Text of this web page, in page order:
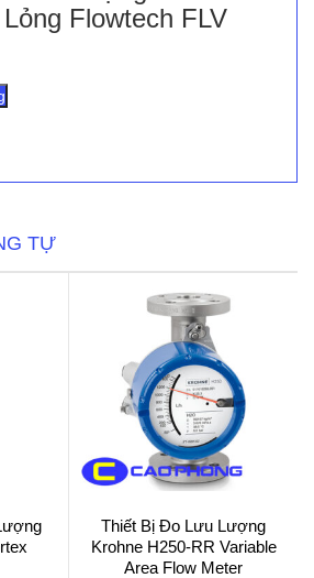
Flowtech FLV
TỰ
Thiết Bị Đo Lưu Lượng
Krohne H250-RR Variable
Area Flow Meter